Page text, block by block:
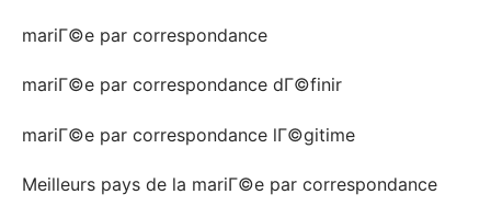
mariГ©e par correspondance
mariГ©e par correspondance dГ©finir
mariГ©e par correspondance lГ©gitime
Meilleurs pays de la mariГ©e par correspondance